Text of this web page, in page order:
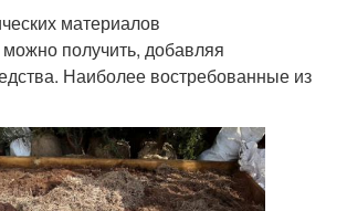
материалов
получить, добавляя
Наиболее востребованные из